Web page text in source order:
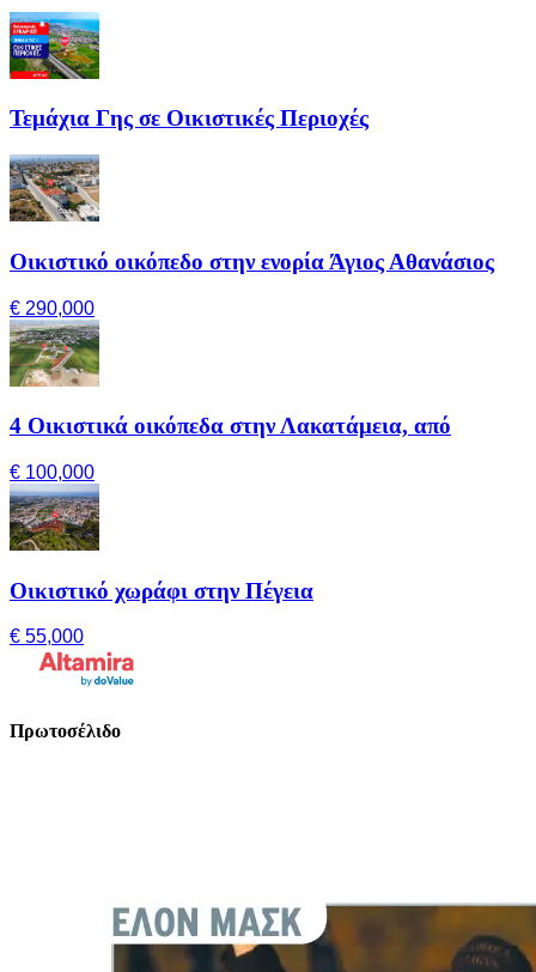
Τεμάχια Γης σε Οικιστικές Περιοχές
Οικιστικό οικόπεδο στην ενορία Άγιος Αθανάσιος
€ 290,000
4 Οικιστικά οικόπεδα στην Λακατάμεια, από
€ 100,000
Οικιστικό χωράφι στην Πέγεια
€ 55,000
Πρωτοσέλιδο